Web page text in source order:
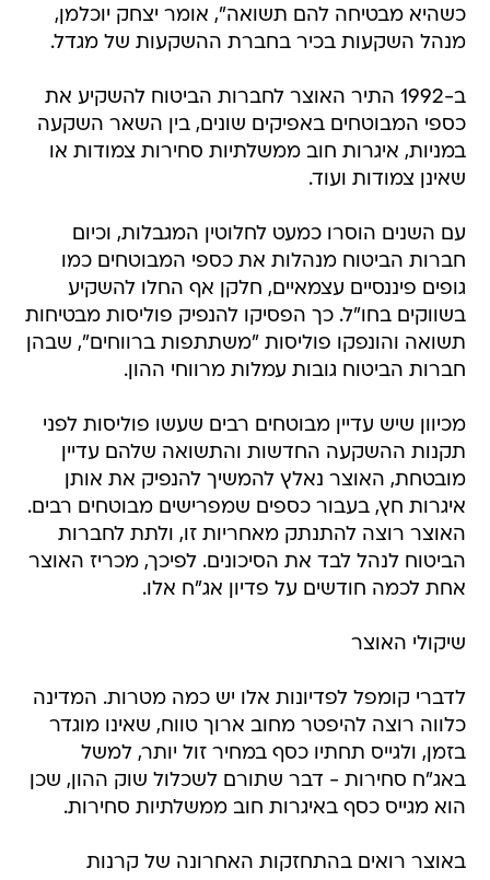
כשהיא מבטיחה להם תשואה", אומר יצחק יוכלמן,
מנהל השקעות בכיר בחברת ההשקעות של מגדל.
ב-1992 התיר האוצר לחברות הביטוח להשקיע את
כספי המבוטחים באפיקים שונים, בין השאר השקעה
במניות, איגרות חוב ממשלתיות סחירות צמודות או
שאינן צמודות ועוד.
עם השנים הוסרו כמעט לחלוטין המגבלות, וכיום
חברות הביטוח מנהלות את כספי המבוטחים כמו
גופים פיננסיים עצמאיים, חלקן אף החלו להשקיע
בשווקים בחו"ל. כך הפסיקו להנפיק פוליסות מבטיחות
תשואה והונפקו פוליסות "משתתפות ברווחים", שבהן
חברות הביטוח גובות עמלות מרווחי ההון.
מכיוון שיש עדיין מבוטחים רבים שעשו פוליסות לפני
תקנות ההשקעה החדשות והתשואה שלהם עדיין
מובטחת, האוצר נאלץ להמשיך להנפיק את אותן
איגרות חץ, בעבור כספים שמפרישים מבוטחים רבים.
האוצר רוצה להתנתק מאחריות זו, ולתת לחברות
הביטוח לנהל לבד את הסיכונים. לפיכך, מכריז האוצר
אחת לכמה חודשים על פדיון אג"ח אלו.
שיקולי האוצר
לדברי קומפל לפדיונות אלו יש כמה מטרות. המדינה
כלווה רוצה להיפטר מחוב ארוך טווח, שאינו מוגדר
בזמן, ולגייס תחתיו כסף במחיר זול יותר, למשל
באג"ח סחירות - דבר שתורם לשכלול שוק ההון, שכן
הוא מגייס כסף באיגרות חוב ממשלתיות סחירות.
באוצר רואים בהתחזקות האחרונה של קרנות